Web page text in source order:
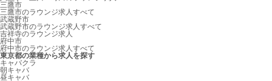
三鷹市
三鷹市のラウンジ求人すべて
武蔵野市
武蔵野市のラウンジ求人すべて
吉祥寺のラウンジ求人
府中市
府中市のラウンジ求人すべて
東京都の業種から求人を探す
キャバクラ
朝キャバ
昼キャバ